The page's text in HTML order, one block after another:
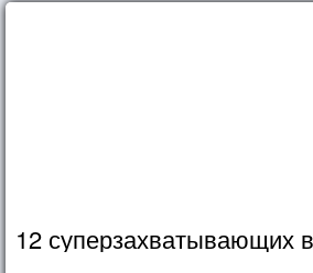
12 суперзахватывающих